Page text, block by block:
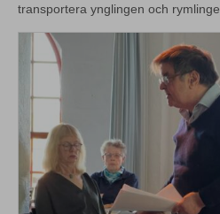
transportera ynglingen och